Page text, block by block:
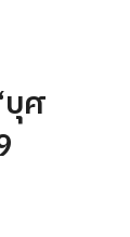
บุศ